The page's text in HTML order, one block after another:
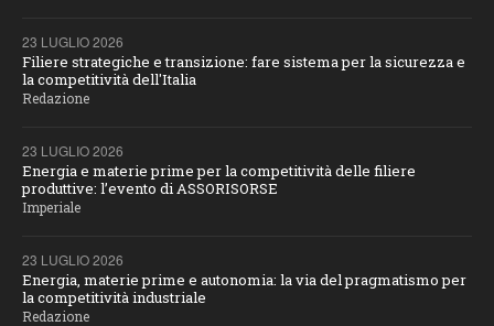
23 LUGLIO 2026
Filiere strategiche e transizione: fare sistema per la sicurezza e
la competitività dell'Italia
Redazione
23 LUGLIO 2026
Energia e materie prime per la competitività delle filiere
produttive: l’evento di ASSORISORSE
Imperiale
23 LUGLIO 2026
Energia, materie prime e autonomia: la via del pragmatismo per
la competitività industriale
Redazione